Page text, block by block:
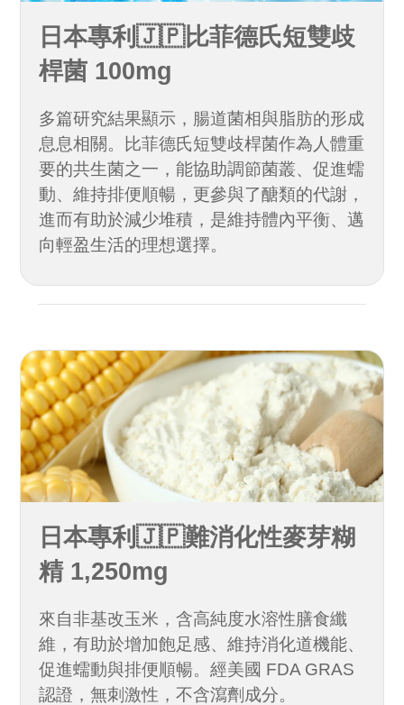
日本專利🇯🇵比菲德氏短雙歧
桿菌 100mg
多篇研究結果顯示，腸道菌相與脂肪的形成
息息相關。比菲德氏短雙歧桿菌作為人體重
要的共生菌之一，能協助調節菌叢、促進蠕
動、維持排便順暢，更參與了醣類的代謝，
進而有助於減少堆積，是維持體內平衡、邁
向輕盈生活的理想選擇。
日本專利🇯🇵難消化性麥芽糊
精 1,250mg
來自非基改玉米，含高純度水溶性膳食纖
維，有助於增加飽足感、維持消化道機能、
促進蠕動與排便順暢。經美國 FDA GRAS
認證，無刺激性，不含瀉劑成分。